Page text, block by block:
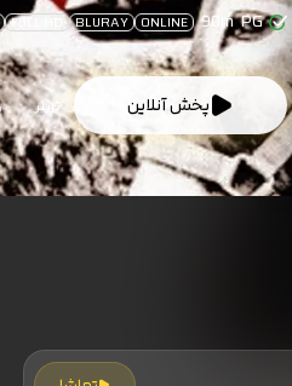
PG
90m
ONLINE
BLURAY
FULL HD
پخش آنلاین تریلر